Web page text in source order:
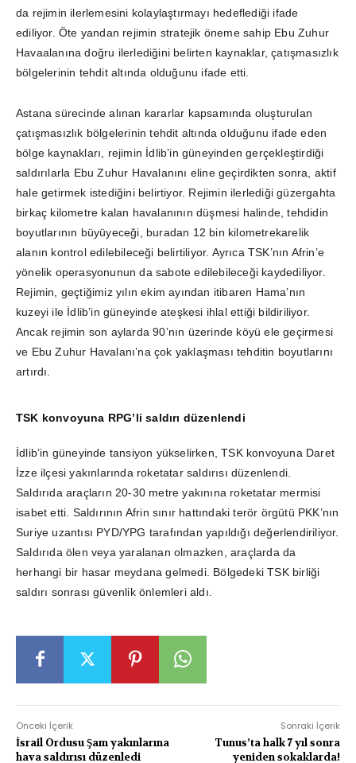
da rejimin ilerlemesini kolaylaştırmayı hedeflediği ifade
ediliyor. Öte yandan rejimin stratejik öneme sahip Ebu Zuhur
Havaalanına doğru ilerlediğini belirten kaynaklar, çatışmasızlık
bölgelerinin tehdit altında olduğunu ifade etti.
Astana sürecinde alınan kararlar kapsamında oluşturulan
çatışmasızlık bölgelerinin tehdit altında olduğunu ifade eden
bölge kaynakları, rejimin İdlib’in güneyinden gerçekleştirdiği
saldırılarla Ebu Zuhur Havalanını eline geçirdikten sonra, aktif
hale getirmek istediğini belirtiyor. Rejimin ilerlediği güzergahta
birkaç kilometre kalan havalanının düşmesi halinde, tehdidin
boyutlarının büyüyeceği, buradan 12 bin kilometrekarelik
alanın kontrol edilebileceği belirtiliyor. Ayrıca TSK’nın Afrin’e
yönelik operasyonunun da sabote edilebileceği kaydediliyor.
Rejimin, geçtiğimiz yılın ekim ayından itibaren Hama’nın
kuzeyi ile İdlib’in güneyinde ateşkesi ihlal ettiği bildiriliyor.
Ancak rejimin son aylarda 90’nın üzerinde köyü ele geçirmesi
ve Ebu Zuhur Havalanı’na çok yaklaşması tehditin boyutlarını
artırdı.
TSK konvoyuna RPG’li saldırı düzenlendi
İdlib’in güneyinde tansiyon yükselirken, TSK konvoyuna Daret
İzze ilçesi yakınlarında roketatar saldırısı düzenlendi.
Saldırıda araçların 20-30 metre yakınına roketatar mermisi
isabet etti. Saldırının Afrin sınır hattındaki terör örgütü PKK’nın
Suriye uzantısı PYD/YPG tarafından yapıldığı değerlendiriliyor.
Saldırıda ölen veya yaralanan olmazken, araçlarda da
herhangi bir hasar meydana gelmedi. Bölgedeki TSK birliği
saldırı sonrası güvenlik önlemleri aldı.
Önceki İçerik
İsrail Ordusu Şam yakınlarına
hava saldırısı düzenledi
Sonraki İçerik
Tunus’ta halk 7 yıl sonra
yeniden sokaklarda!